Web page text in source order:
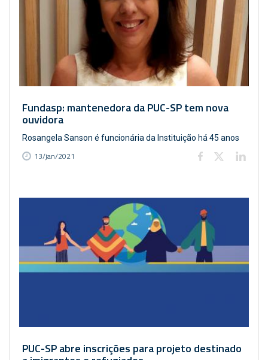
Fundasp: mantenedora da PUC-SP tem nova
ouvidora
Rosangela Sanson é funcionária da Instituição há 45 anos
13/jan/2021
PUC-SP abre inscrições para projeto destinado